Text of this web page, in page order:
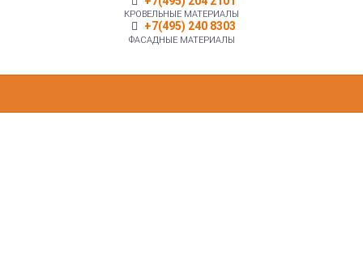
КРОВЕЛЬНЫЕ МАТЕРИАЛЫ
+7(495) 240 8303
ФАСАДНЫЕ МАТЕРИАЛЫ